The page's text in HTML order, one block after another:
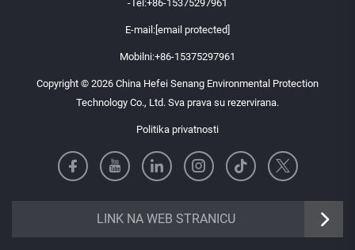
-Tel:+86-15375297961
E-mail: [email protected]
Mobilni:+86-15375297961
Copyright © 2026 China Hefei Senang Environmental Protection
Technology Co., Ltd. Sva prava su rezervirana.
Politika privatnosti
LINK NA WEB STRANICU
https://senangbz.en.alibaba.com